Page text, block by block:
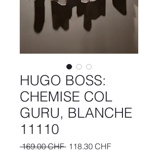
HUGO BOSS:
CHEMISE COL
GURU, BLANCHE
11110
169.00 CHF Prix
118.30 CHFPrix